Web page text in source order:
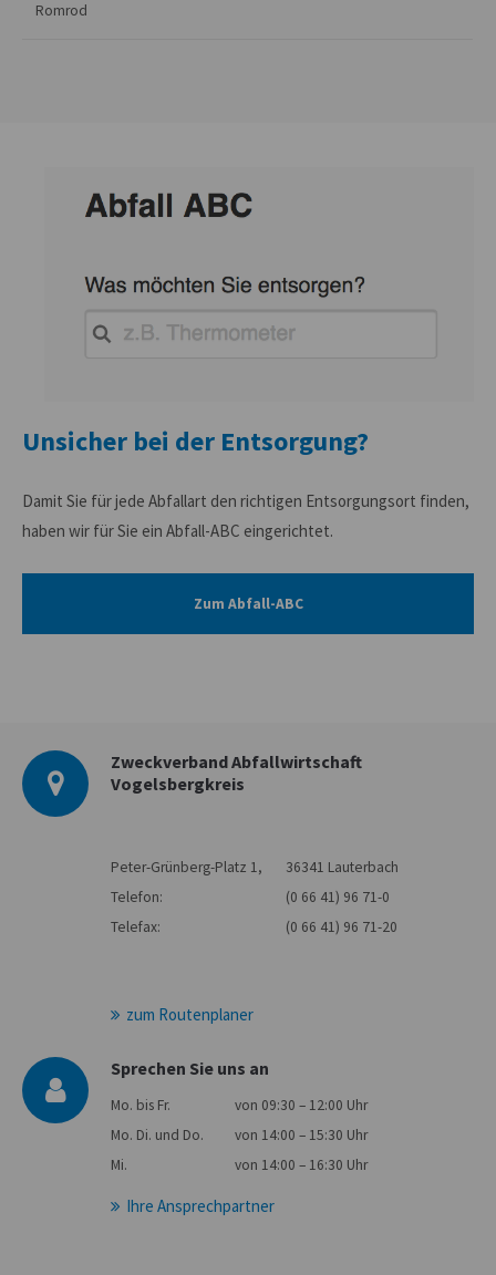
Romrod
Unsicher bei der Entsorgung?
Damit Sie für jede Abfallart den richtigen Entsorgungsort finden,
haben wir für Sie ein Abfall-ABC eingerichtet.
Zum Abfall-ABC
Zweckverband Abfallwirtschaft
Vogelsbergkreis
Peter-Grünberg-Platz 1,
36341 Lauterbach
Telefon:
(0 66 41) 96 71-0
Telefax:
(0 66 41) 96 71-20
zum Routenplaner
Sprechen Sie uns an
Mo. bis Fr.
von 09:30 – 12:00 Uhr
Mo. Di. und Do.
von 14:00 – 15:30 Uhr
Mi.
von 14:00 – 16:30 Uhr
Ihre Ansprechpartner